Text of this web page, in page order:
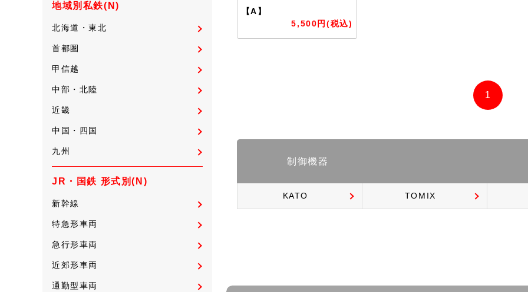
地域別私鉄(N)
北海道・東北
首都圏
甲信越
中部・北陸
近畿
中国・四国
九州
JR・国鉄 形式別(N)
新幹線
特急形車両
急行形車両
近郊形車両
通勤型車両
【A】
5,500円(税込)
1
制御機器
KATO TOMIX